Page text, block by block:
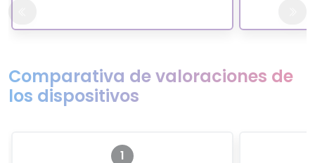
Comparativa de valoraciones de
los dispositivos
1